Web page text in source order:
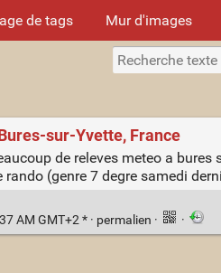
de tags Mur d'images
sur-Yvette, France
de releves meteo a
(genre 7 degre samedi
AM GMT+2 * · permalien · ·